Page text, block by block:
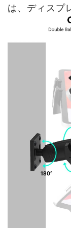
は、ディスプ